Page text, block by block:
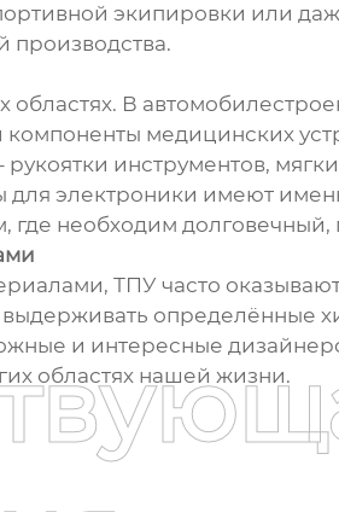
экипировки или
производства.
В
медицинских
инструментов,
электроники имеют
необходим
ТПУ часто
определённые
и интересные
областях нашей жизни.